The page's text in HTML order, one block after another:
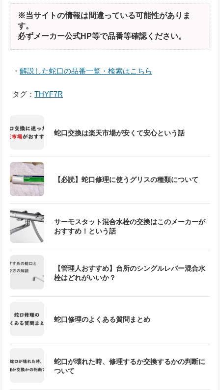
※当サイトの情報は間違っている可能性がありま
す。
必ずメーカー公式HP等で品番等確認ください。
・ 解説した蛇口の品番一覧・検索はこちら
タグ： THYF7R
蛇口交換は楽天市場が安くて安心という話
【必読】蛇口修理に使うグリスの種類について
サーモスタット混合水栓の交換はこのメーカーが
おすすめ！という話
【管理人おすすめ】台所のシングルレバー混合水
栓はどれがいいか？
蛇口修理のよくある質問まとめ
蛇口が壊れた時、修理するか交換するかの判断に
ついて